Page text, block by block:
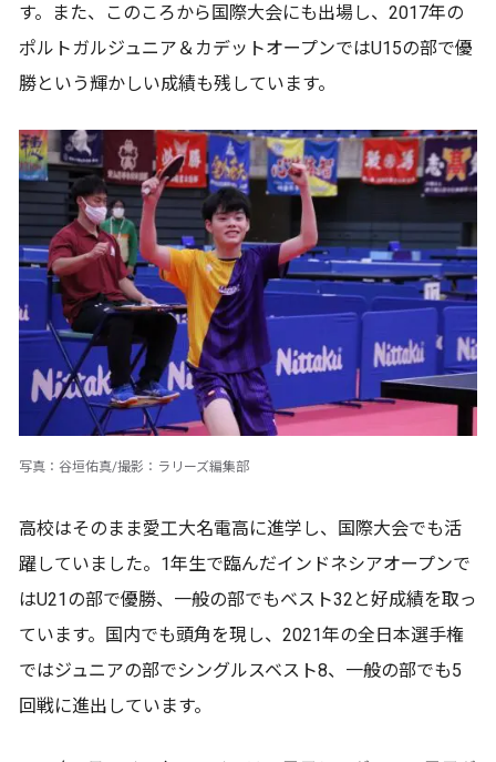
す。また、このころから国際大会にも出場し、2017年の
ポルトガルジュニア＆カデットオープンではU15の部で優
勝という輝かしい成績も残しています。
写真：谷垣佑真/撮影：ラリーズ編集部
高校はそのまま愛工大名電高に進学し、国際大会でも活
躍していました。1年生で臨んだインドネシアオープンで
はU21の部で優勝、一般の部でもベスト32と好成績を取っ
ています。国内でも頭角を現し、2021年の全日本選手権
ではジュニアの部でシングルスベスト8、一般の部でも5
回戦に進出しています。